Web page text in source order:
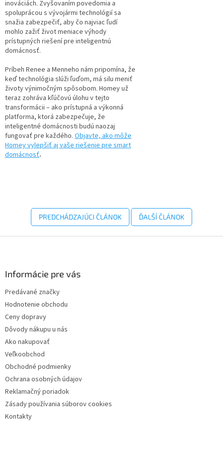
inováciách. Zvyšovaním povedomia a
spoluprácou s vývojármi technológií sa
snažia zabezpečiť, aby čo najviac ľudí
mohlo zažiť život meniace výhody
prístupných riešení pre inteligentnú
domácnosť.
Príbeh Renee a Menneho nám pripomína, že
keď technológia slúži ľuďom, má silu meniť
životy výnimočným spôsobom. Homey už
teraz zohráva kľúčovú úlohu v tejto
transformácii – ako prístupná a výkonná
platforma, ktorá zabezpečuje, že
inteligentné domácnosti budú naozaj
fungovať pre každého. Objavte, ako môže
Homey vylepšiť aj vaše riešenie pre smart
domácnosť.
PREDCHÁDZAJÚCI ČLÁNOK ĎALŠÍ ČLÁNOK
Informácie pre vás
Predávané značky
Hodnotenie obchodu
Ceny dopravy
Dôvody nákupu u nás
Ako nakupovať
Veľkoobchod
Obchodné podmienky
Ochrana osobných údajov
Reklamačný poriadok
Zásady používania súborov cookies
Kontakty